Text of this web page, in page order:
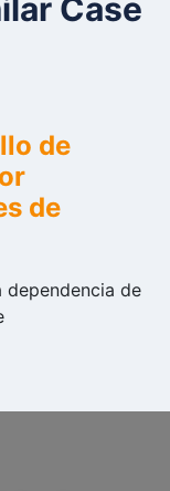
Case
de
de
dependencia de